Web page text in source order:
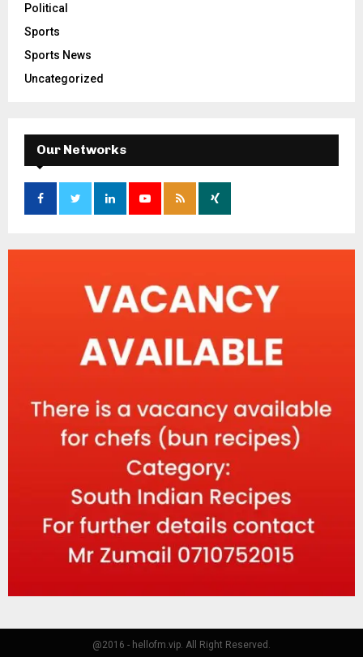
Political
Sports
Sports News
Uncategorized
Our Networks
@2016 - hellofm.vip. All Right Reserved.